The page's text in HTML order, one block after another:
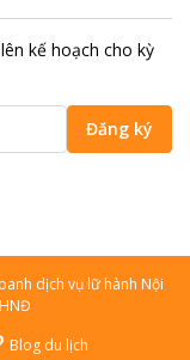
kế hoạch cho kỳ
Đăng ký
dịch vụ lữ hành Nội
Blog du lịch